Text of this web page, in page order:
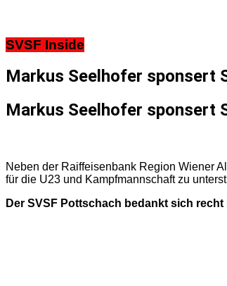
SVSF Inside
Markus Seelhofer sponsert
Markus Seelhofer sponsert
Neben der Raiffeisenbank Region Wiener
für die U23 und Kampfmannschaft zu
Der SVSF Pottschach bedankt sich